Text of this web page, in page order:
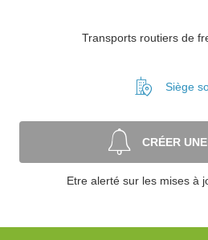
Transports routiers de
Siège
CRÉER
Etre alerté sur les mises à